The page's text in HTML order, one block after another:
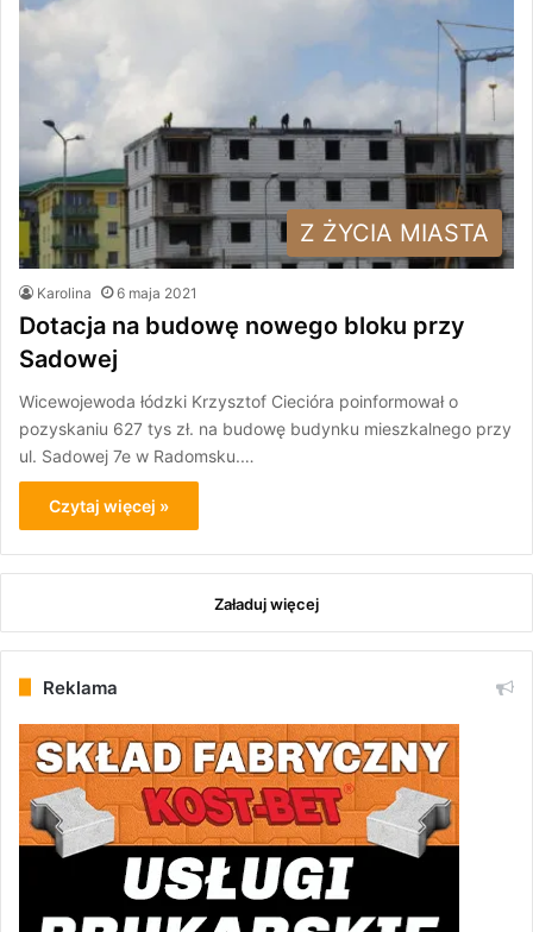
Z ŻYCIA MIASTA
Karolina 6 maja 2021
Dotacja na budowę nowego bloku przy
Sadowej
Wicewojewoda łódzki Krzysztof Ciecióra poinformował o
pozyskaniu 627 tys zł. na budowę budynku mieszkalnego przy
ul. Sadowej 7e w Radomsku.…
Czytaj więcej »
Załaduj więcej
Reklama